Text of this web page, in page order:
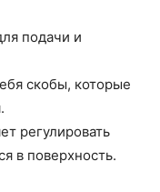
подачи и
скобы, которые
регулировать
в поверхность.